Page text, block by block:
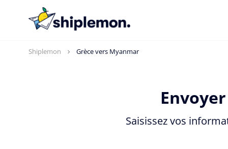
Shiplemon Grèce vers Myanmar
Saisissez vos